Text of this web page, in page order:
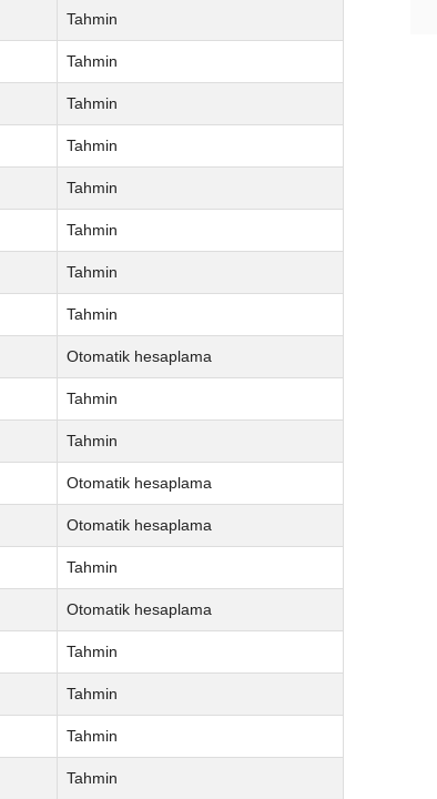
Tahmin
Tahmin
Tahmin
Tahmin
Tahmin
Tahmin
Tahmin
Tahmin
Otomatik hesaplama
Tahmin
Tahmin
Otomatik hesaplama
Otomatik hesaplama
Tahmin
Otomatik hesaplama
Tahmin
Tahmin
Tahmin
Tahmin